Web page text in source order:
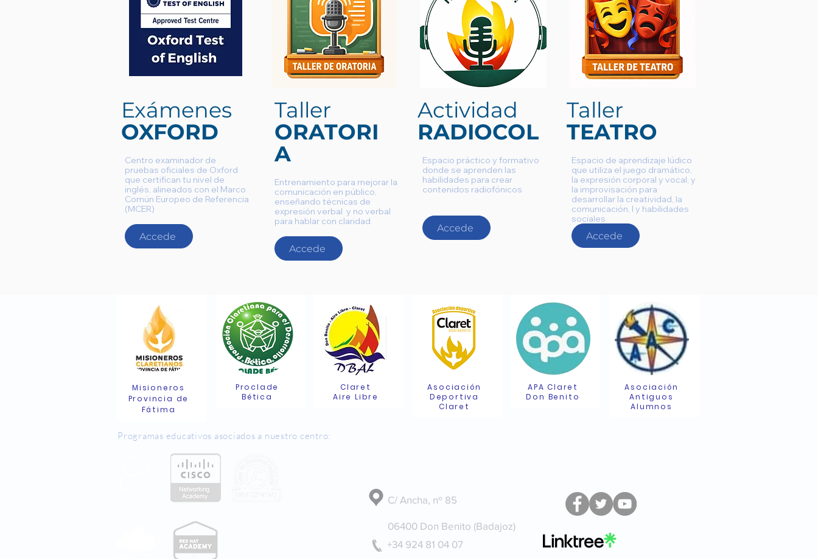
Exámenes
OXFORD
Centro examinador de
pruebas oficiales de Oxford
que certifican tu nivel de
inglés, alineados con el Marco
Común Europeo de Referencia
(MCER)
Accede
Taller
ORATORI
A
Entrenamiento para mejorar la
comunicación en público,
enseñando técnicas de
expresión verbal y no verbal
para hablar con claridad
Accede
Actividad
RADIOCOL
Espacio práctico y formativo
donde se aprenden las
habilidades para crear
contenidos radiofónicos
Accede
Taller
TEATRO
Espacio de aprendizaje lúdico
que utiliza el juego dramático,
la expresión corporal y vocal, y
la improvisación para
desarrollar la creatividad, la
comunicación, l y habilidades
sociales
Accede
Misioneros
Provincia de
Fátima
Proclade
Bética
Claret
Aire Libre
Asociación
Deportiva
Claret
APA Claret
Don Benito
Asociación
Antiguos
Alumnos
Programas educativos asociados a nuestro centro:
C/ Ancha, nº 85
06400 Don Benito (Badajoz)
+34 924 81 04 07